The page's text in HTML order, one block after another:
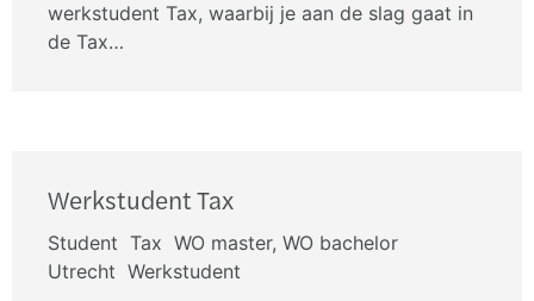
werkstudent Tax, waarbij je aan de slag gaat in
de Tax…
Werkstudent Tax
Student Tax WO master, WO bachelor
Utrecht Werkstudent